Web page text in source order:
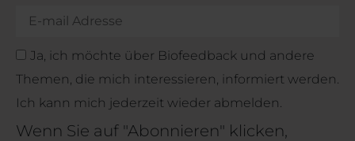
Ja, ich möchte über Biofeedback und andere
Themen, die mich interessieren, informiert werden.
Ich kann mich jederzeit wieder abmelden.
Wenn Sie auf "Abonnieren" klicken,